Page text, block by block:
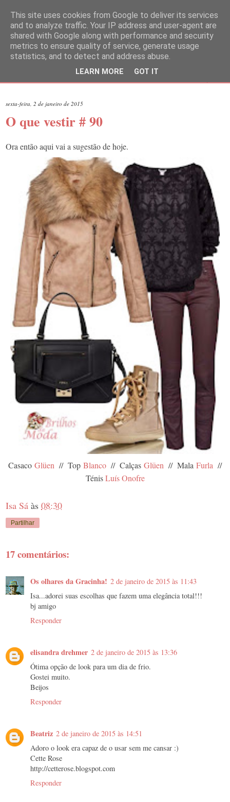
sexta-feira, 2 de janeiro de 2015
O que vestir # 90
Ora então aqui vai a sugestão de hoje.
Casaco Glüen // Top Blanco // Calças Glüen // Mala Furla //
TénisLuís Onofre
Isa Sá às 08:30
Partilhar
17 comentários:
Os olhares da Gracinha! 2 de janeiro de 2015 às 11:43
Isa...adorei suas escolhas que fazem uma elegância total!!!
bj amigo
Responder
elisandra drehmer 2 de janeiro de 2015 às 13:36
Ótima opção de look para um dia de frio.
Gostei muito.
Beijos
Responder
Beatriz 2 de janeiro de 2015 às 14:51
Adoro o look era capaz de o usar sem me cansar :)
Cette Rose
http://cetterose.blogspot.com
Responder
This site uses cookies from Google to deliver its services
and to analyze traffic. Your IP address and user-agent are
shared with Google along with performance and security
metrics to ensure quality of service, generate usage
statistics, and to detect and address abuse.
LEARN MORE GOT IT